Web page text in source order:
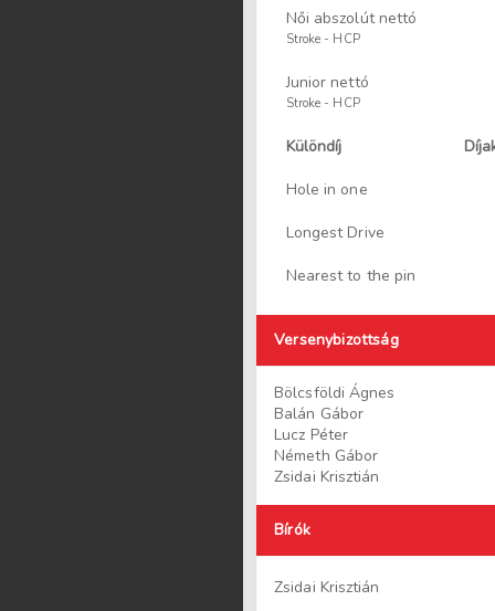
Női abszolút nettó
Stroke - HCP
Junior nettó
Stroke - HCP
Különdíj
Hole in one
Longest Drive
Nearest to the pin
Versenybizottság
Bölcsföldi Ágnes
Balán Gábor
Lucz Péter
Németh Gábor
Zsidai Krisztián
Bírók
Zsidai Krisztián